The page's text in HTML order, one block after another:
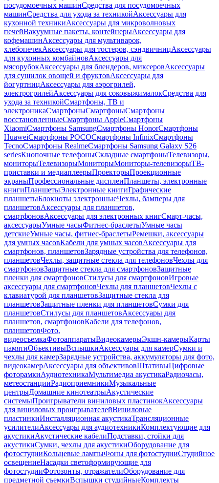
посудомоечных машинСредства для посудомоечных
машинСредства для ухода за техникойАксессуары для
кухонной техникиАксессуары для микроволновых
печейВакуумные пакеты, контейнерыАксессуары для
кофемашинАксессуары для мультиварок,
хлебопечекАксессуары для тостеров, сэндвичницАксессуары
для кухонных комбайновАксессуары для
мясорубокАксессуары для блендеров, миксеровАксессуары
для сушилок овощей и фруктовАксессуары для
йогуртницАксессуары для аэрогрилей,
электрогрилейАксессуары для соковыжималокСредства для
ухода за техникойСмартфоны, ТВ и
электроникаСмартфоныСмартфоныСмартфоны
восстановленныеСмартфоны AppleСмартфоны
XiaomiСмартфоны SamsungСмартфоны HonorСмартфоны
HuaweiСмартфоны POCOСмартфоны InfinixСмартфоны
TecnoСмартфоны RealmeСмартфоны Samsung Galaxy S26
seriesКнопочные телефоныСкладные смартфоныТелевизоры,
мониторыТелевизорыМониторыМониторы-телевизорыТВ-
приставки и медиаплеерыПроекторыПроекционные
экраныПрофессиональные дисплеиПланшеты, электронные
книгиПланшетыЭлектронные книгиГрафические
планшетыБлокноты электронныеЧехлы, бамперы для
планшетовАксессуары для планшетов,
смартфоновАксессуары для электронных книгСмарт-часы,
аксессуарыУмные часыФитнес-браслетыУмные часы
детскиеУмные часы, фитнес-браслетыРемешки, аксессуары
для умных часовКабели для умных часовАксессуары для
смартфонов, планшетовЗарядные устройства для телефонов,
планшетовЧехлы, защитные стекла для телефоновЧехлы для
смартфоновЗащитные стекла для смартфоновЗащитные
пленки для смартфоновСтилусы для смартфоновИгровые
аксессуары для смартфоновЧехлы для планшетовЧехлы с
клавиатурой для планшетовЗащитные стекла для
планшетовЗащитные пленки для планшетовСумки для
планшетовСтилусы для планшетовАксессуары для
планшетов, смартфоновКабели для телефонов,
планшетовФото,
видеосъемкаФотоаппаратыВидеокамерыЭкшн-камерыКарты
памятиОбъективыВспышкиАксессуары для камерСумки и
чехлы для камерЗарядные устройства, аккумуляторы для фото,
видеокамерАксессуары для объективовШтативыЦифровые
фоторамкиАудиотехникаМультимедиа акустикаРадиочасы,
метеостанцииРадиоприемникиМузыкальные
центрыДомашние кинотеатрыАкустические
системыПроигрыватели виниловых пластинокАксессуары
для виниловых проигрывателейВиниловые
пластинкиИнсталляционная акустикаТрансляционные
усилителиАксессуары для аудиотехникиКомплектующие для
акустикиАкустические кабелиПодставки, стойки для
акустикиСумки, чехлы для акустикиОборудование для
фотостудииКольцевые лампыФоны для фотостудииСтудийное
освещениеНасадки светоформирующие для
фотостудииФотозонты, отражателиОборудование для
предметной съемкиВспышки студийныеКомплекты